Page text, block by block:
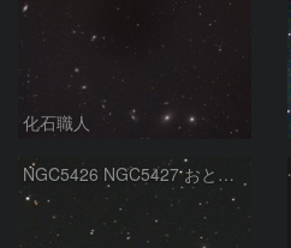
化石職人
NGC5426 NGC5427 おとめ座